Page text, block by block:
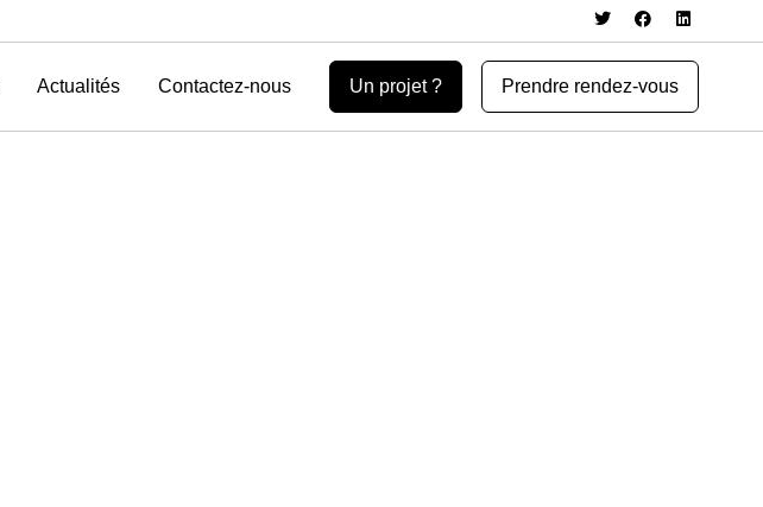
Actualités Contactez-nous Un projet ? Prendre rendez-vous